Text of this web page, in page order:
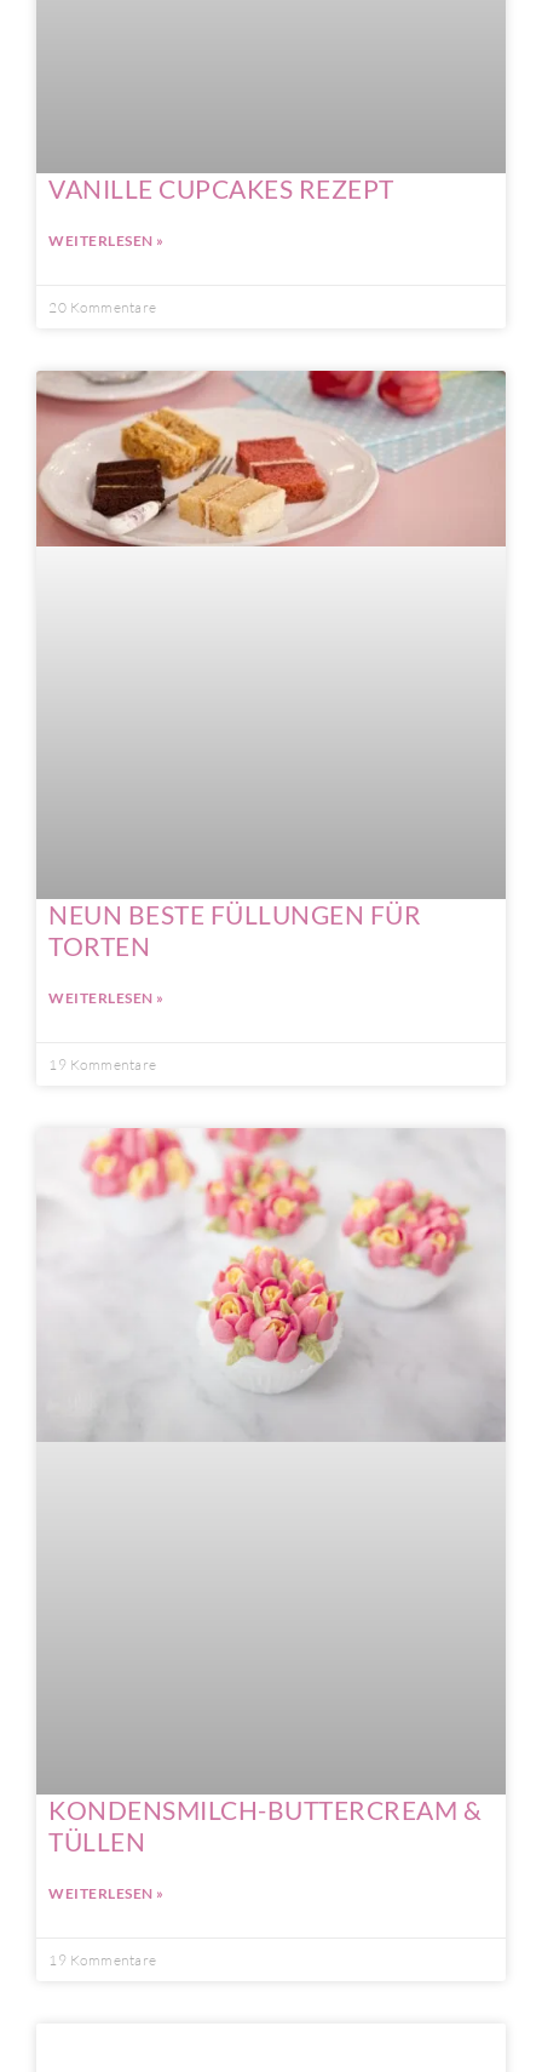
VANILLE CUPCAKES REZEPT
WEITERLESEN »
20 Kommentare
NEUN BESTE FÜLLUNGEN FÜR
TORTEN
WEITERLESEN »
19 Kommentare
KONDENSMILCH-BUTTERCREAM &
TÜLLEN
WEITERLESEN »
19 Kommentare